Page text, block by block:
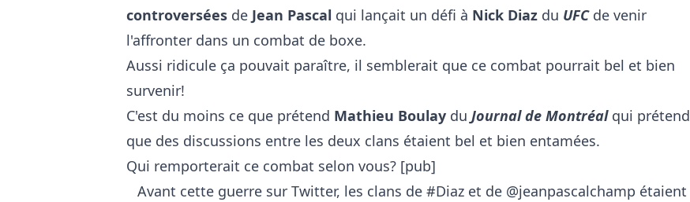
controversées de Jean Pascal qui lançait un défi à Nick Diaz du UFCde venir
l'affronter dans un combat de boxe.
Aussi ridicule ça pouvait paraître, il semblerait que ce combat pourrait bel et bien
survenir!
C'est du moins ce que prétend Mathieu Boulay du Journal de Montréalqui prétend
que des discussions entre les deux clans étaient bel et bien entamées.
Qui remporterait ce combat selon vous? [pub]
Avant cette guerre sur Twitter, les clans de #Diaz et de @jeanpascalchamp étaient